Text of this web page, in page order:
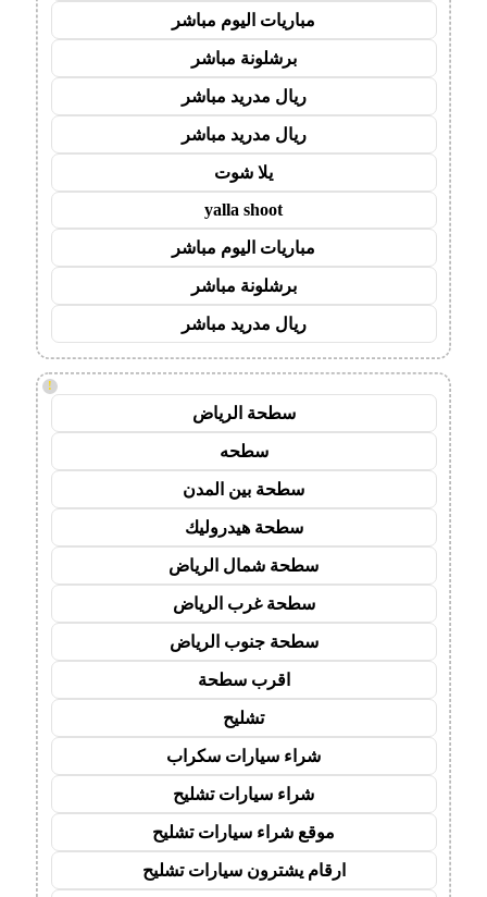
مباريات اليوم مباشر
برشلونة مباشر
ريال مدريد مباشر
ريال مدريد مباشر
يلا شوت
yalla shoot
مباريات اليوم مباشر
برشلونة مباشر
ريال مدريد مباشر
!
سطحة الرياض
سطحه
سطحة بين المدن
سطحة هيدروليك
سطحة شمال الرياض
سطحة غرب الرياض
سطحة جنوب الرياض
اقرب سطحة
تشليح
شراء سيارات سكراب
شراء سيارات تشليح
موقع شراء سيارات تشليح
ارقام يشترون سيارات تشليح